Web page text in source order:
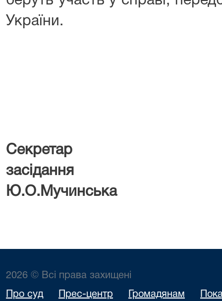
України.
Секретар
Ю.О.Мучинська
2026 © Всі права захищені
Про суд Прес-центр Громадянам